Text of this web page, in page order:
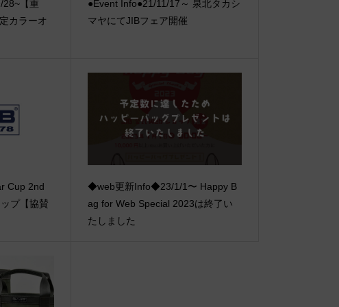
【重
カラーオ
●Event Info●21/11/17～ 泉北タカシ
マヤにてJIBフェア開催
Cup 2nd
プ【協賛
◆web更新Info◆23/1/1〜 Happy B
ag for Web Special 2023は終了い
たしました